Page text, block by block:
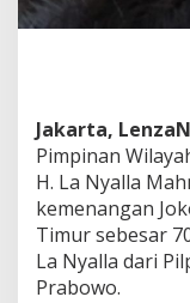
a
k
o
w
i
d
i
J
a
Jakarta,
Pimpinan
H. La Nyalla
kemenangan
Timur sebesar
La Nyalla dari
Prabowo.